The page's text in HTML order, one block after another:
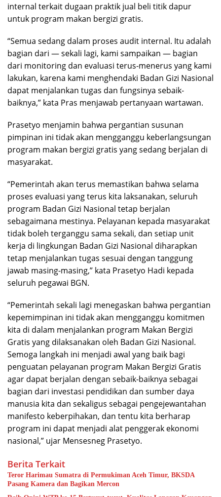
internal terkait dugaan praktik jual beli titik dapur
untuk program makan bergizi gratis.
“Semua sedang dalam proses audit internal. Itu adalah
bagian dari — sekali lagi, kami sampaikan — bagian
dari monitoring dan evaluasi terus-menerus yang kami
lakukan, karena kami menghendaki Badan Gizi Nasional
dapat menjalankan tugas dan fungsinya sebaik-
baiknya,” kata Pras menjawab pertanyaan wartawan.
Prasetyo menjamin bahwa pergantian susunan
pimpinan ini tidak akan mengganggu keberlangsungan
program makan bergizi gratis yang sedang berjalan di
masyarakat.
“Pemerintah akan terus memastikan bahwa selama
proses evaluasi yang terus kita laksanakan, seluruh
program Badan Gizi Nasional tetap berjalan
sebagaimana mestinya. Pelayanan kepada masyarakat
tidak boleh terganggu sama sekali, dan setiap unit
kerja di lingkungan Badan Gizi Nasional diharapkan
tetap menjalankan tugas sesuai dengan tanggung
jawab masing-masing,” kata Prasetyo Hadi kepada
seluruh pegawai BGN.
“Pemerintah sekali lagi menegaskan bahwa pergantian
kepemimpinan ini tidak akan mengganggu komitmen
kita di dalam menjalankan program Makan Bergizi
Gratis yang dilaksanakan oleh Badan Gizi Nasional.
Semoga langkah ini menjadi awal yang baik bagi
penguatan pelayanan program Makan Bergizi Gratis
agar dapat berjalan dengan sebaik-baiknya sebagai
bagian dari investasi pendidikan dan sumber daya
manusia kita dan sekaligus sebagai pengejewantahan
manifesto keberpihakan, dan tentu kita berharap
program ini dapat menjadi alat penggerak ekonomi
nasional,” ujar Mensesneg Prasetyo.
Berita Terkait
Teror Harimau Sumatra di Permukiman Aceh Timur, BKSDA
Pasang Kamera dan Bagikan Mercon